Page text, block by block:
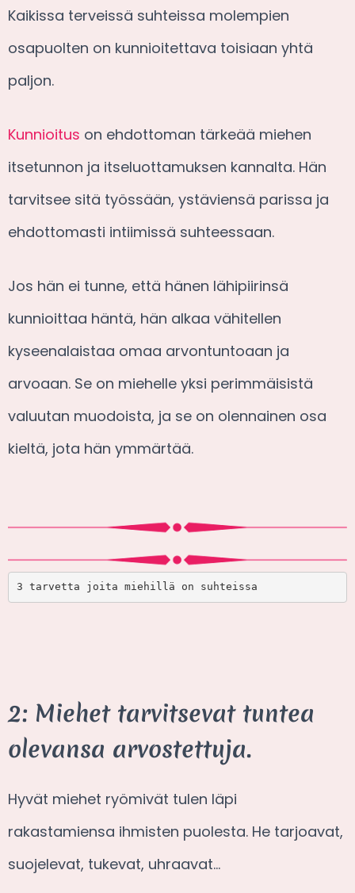
Kaikissa terveissä suhteissa molempien
osapuolten on kunnioitettava toisiaan yhtä
paljon.
Kunnioitus on ehdottoman tärkeää miehen
itsetunnon ja itseluottamuksen kannalta. Hän
tarvitsee sitä työssään, ystäviensä parissa ja
ehdottomasti intiimissä suhteessaan.
Jos hän ei tunne, että hänen lähipiirinsä
kunnioittaa häntä, hän alkaa vähitellen
kyseenalaistaa omaa arvontuntoaan ja
arvoaan. Se on miehelle yksi perimmäisistä
valuutan muodoista, ja se on olennainen osa
kieltä, jota hän ymmärtää.
3 tarvetta joita miehillä on suhteissa
2: Miehet tarvitsevat tuntea
olevansa arvostettuja.
Hyvät miehet ryömivät tulen läpi
rakastamiensa ihmisten puolesta. He tarjoavat,
suojelevat, tukevat, uhraavat…